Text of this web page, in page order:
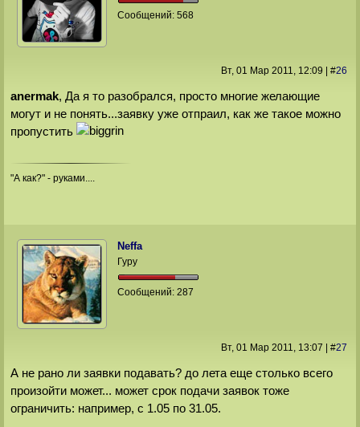
Сообщений:568
Вт, 01 Мар 2011, 12:09 #26
anermak, Да я то разобрался, просто многие желающие
могут и не понять...заявку уже отпраил, как же такое можно
пропустить
"А как?" - руками....
Neffa
Гуру
Сообщений:287
Вт, 01 Мар 2011, 13:07 #27
А не рано ли заявки подавать? до лета еще столько всего
произойти может... может срок подачи заявок тоже
ограничить: например, с 1.05 по 31.05.